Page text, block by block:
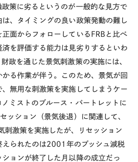
策に劣るというのが一般的な見方で
、タイミングの良い政策発動の難し
面からフォローしているFRBと比べ
を評価する能力は見劣りするといわ
政を通じた景気刺激策の実施には、
る作業が伴う。このため、景気が回
無用な刺激策を実施してしまうケー
ミストのブルース・バートレットに
ッション（景気後退）に関連して、
刺激策を実施したが、リセッション
えられたのは2001年のブッシュ減税
ョンが終了した月以降の成立だっ